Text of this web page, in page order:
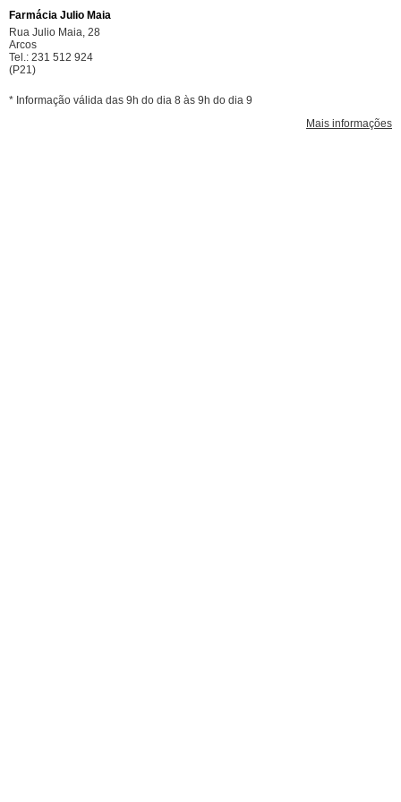
Farmácia Julio Maia
Rua Julio Maia, 28
Arcos
Tel.: 231 512 924
(P21)
* Informação válida das 9h do dia 8 às 9h do dia 9
Mais informações